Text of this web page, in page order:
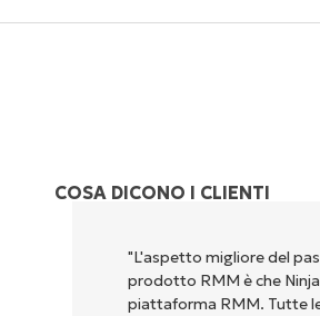
COSA DICONO I CLIENTI
"L'aspetto migliore del
prodotto RMM è che
piattaforma RMM. Tutte